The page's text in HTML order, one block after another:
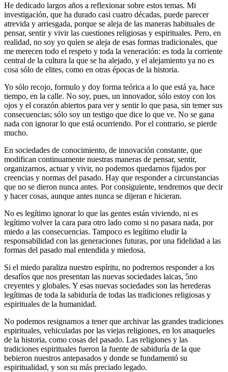
He dedicado largos años a reflexionar sobre estos temas. Mi
investigación, que ha durado casi cuatro décadas, puede parecer
atrevida y arriesgada, porque se aleja de las maneras habituales de
pensar, sentir y vivir las cuestiones religiosas y espirituales. Pero, en
realidad, no soy yo quien se aleja de esas formas tradicionales, que
me merecen todo el respeto y toda la veneración: es toda la corriente
central de la cultura la que se ha alejado, y el alejamiento ya no es
cosa sólo de elites, como en otras épocas de la historia.
Yo sólo recojo, formulo y doy forma teórica a lo que está ya, hace
tiempo, en la calle. No soy, pues, un innovador, sólo estoy con los
ojos y el corazón abiertos para ver y sentir lo que pasa, sin temer sus
consecuencias; sólo soy un testigo que dice lo que ve. No se gana
nada con ignorar lo que está ocurriendo. Por el contrario, se pierde
mucho.
En sociedades de conocimiento, de innovación constante, que
modifican continuamente nuestras maneras de pensar, sentir,
organizarnos, actuar y vivir, no podemos quedarnos fijados por
creencias y normas del pasado. Hay que responder a circunstancias
que no se dieron nunca antes. Por consiguiente, tendremos que decir
y hacer cosas, aunque antes nunca se dijeran e hicieran.
No es legítimo ignorar lo que las gentes están viviendo, ni es
legítimo volver la cara para otro lado como si no pasara nada, por
miedo a las consecuencias. Tampoco es legítimo eludir la
responsabilidad con las generaciones futuras, por una fidelidad a las
formas del pasado mal entendida y miedosa.
Si el miedo paraliza nuestro espíritu, no podremos responder a los
desafíos que nos presentan las nuevas sociedades laicas, 5no
creyentes y globales. Y esas nuevas sociedades son las herederas
legítimas de toda la sabiduría de todas las tradiciones religiosas y
espirituales de la humanidad.
No podemos resignarnos a tener que archivar las grandes tradiciones
espirituales, vehiculadas por las viejas religiones, en los anaqueles
de la historia, como cosas del pasado. Las religiones y las
tradiciones espirituales fueron la fuente de sabiduría de la que
bebieron nuestros antepasados y donde se fundamentó su
espiritualidad, y son su más preciado legado.